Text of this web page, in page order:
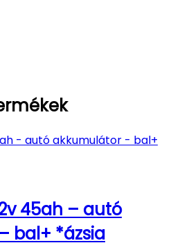
45ah – autó
bal+ *ázsia